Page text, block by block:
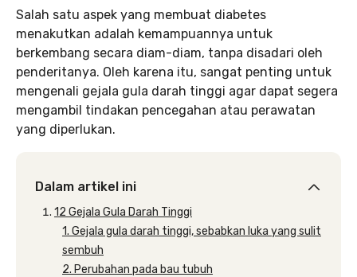
Salah satu aspek yang membuat diabetes
menakutkan adalah kemampuannya untuk
berkembang secara diam-diam, tanpa disadari oleh
penderitanya. Oleh karena itu, sangat penting untuk
mengenali gejala gula darah tinggi agar dapat segera
mengambil tindakan pencegahan atau perawatan
yang diperlukan.
Dalam artikel ini
12 Gejala Gula Darah Tinggi
1. Gejala gula darah tinggi, sebabkan luka yang sulit
sembuh
2. Perubahan pada bau tubuh